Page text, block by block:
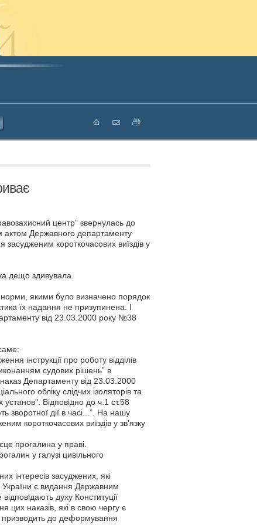
центр” звернулась до
Державного департаменту
короткочасових виїздів у
дещо здивувала.
якими було визначено порядок
їх надання не призупинена. І
від 23.03.2000 року №38
інструкції про роботу відділів
судових рішень” в
Департаменту від 23.03.2000
обліку слідчих ізоляторів та
установ”. Відповідно до ч.1 ст.58
зворотної дії в часі...”. На нашу
короткочасових виїздів у зв’язку
прогалина у праві.
у галузі цивільного
інтересів засуджених, які
України є видання Державним
духу Конституції
цих наказів, які в свою чергу є
призводить до деформування